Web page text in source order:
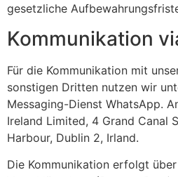
gesetzliche
Kommunikation
Für die Kommunikation mit
sonstigen Dritten nutzen wir
Messaging-Dienst WhatsApp.
Ireland Limited, 4 Grand Canal
Harbour, Dublin 2, Irland.
Die Kommunikation erfolgt